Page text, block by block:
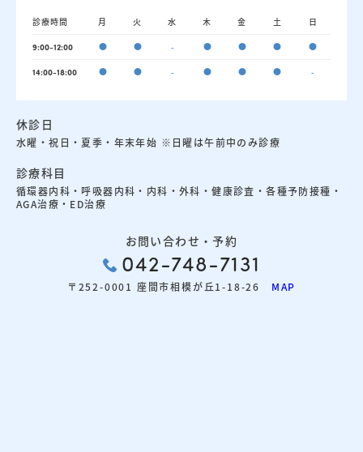
診療時間 月 火 水 木 金 土 日
9:00-12:00 ● ● - ● ● ● ●
14:00-18:00 ● ● - ● ● ● -
休診日
水曜・祝日・夏季・年末年始 ※日曜は午前中のみ診療
診療科目
循環器内科・呼吸器内科・内科・外科・健康診査・各種予防接種・
AGA治療・ED治療
お問い合わせ・予約
042-748-7131
〒252-0001 座間市相模が丘1-18-26 MAP